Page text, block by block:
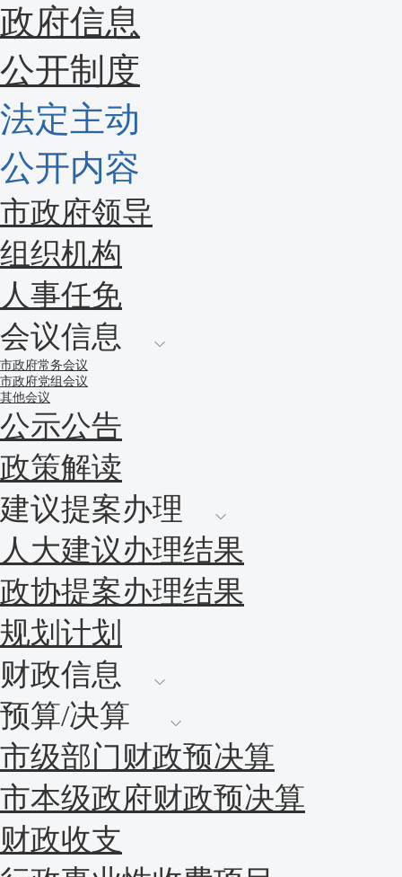
政府信息
公开制度
法定主动
公开内容
市政府领导
组织机构
人事任免
会议信息
市政府常务会议
市政府党组会议
其他会议
公示公告
政策解读
建议提案办理
人大建议办理结果
政协提案办理结果
规划计划
财政信息
预算/决算
市级部门财政预决算
市本级政府财政预决算
财政收支